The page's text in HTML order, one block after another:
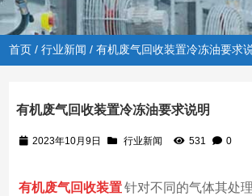
首页 /行业新闻 / 有机废气回收装置冷冻油要求
有机废气回收装置冷冻油要求说明
2023年10月9日 行业新闻 531 0
有机废气回收装置针对不同的气体其处